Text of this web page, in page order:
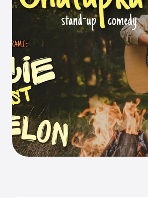
Wyszukaj